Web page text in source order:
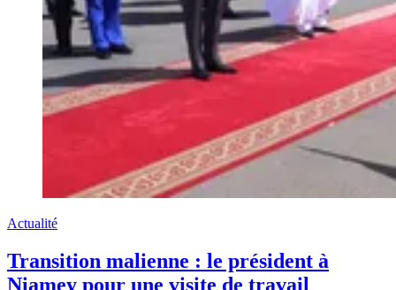
Actualité
Transition malienne : le président à
Niamey pour une visite de travail